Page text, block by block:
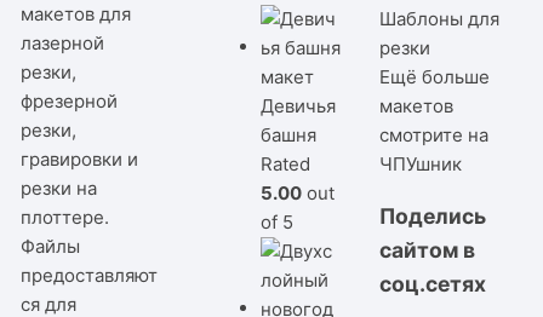
макетов для
лазерной
резки,
фрезерной
резки,
гравировки и
резки на
плоттере.
Файлы
предоставляют
ся для
Девичья
башня
Rated
5.00 out
of 5
Шаблоны для
резки
Ещё больше
макетов
смотрите на
ЧПУшник
Поделись
сайтом в
соц.сетях